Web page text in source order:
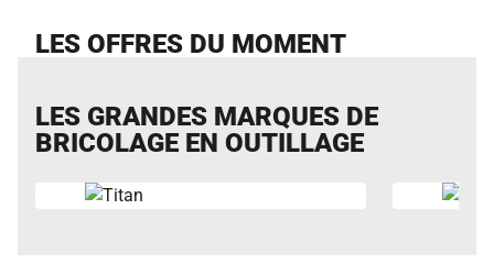
LES OFFRES DU MOMENT
LES GRANDES MARQUES DE
BRICOLAGE EN OUTILLAGE